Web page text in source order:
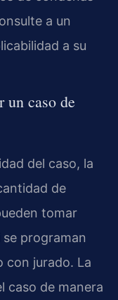
a un
a su
un caso de
del caso, la
de
tomar
programan
con jurado. La
caso de manera